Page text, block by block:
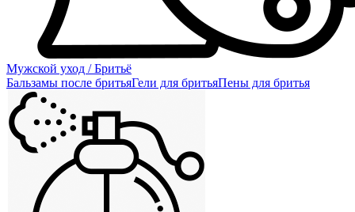
Мужской уход / Бритьё
Бальзамы после бритьяГели для бритьяПены для бритья